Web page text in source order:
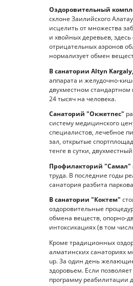
Оздоровительный
склоне Заилийского
исцелить от множества
и хвойных деревьев,
отрицательных аэронов
нормализует обмен
В санатории Altyn Kargaly,
аппарата и желудочно-
двухместном стандартном
24 тысяч на человека.
Санаторий "Окжетпес"
систему медицинского
специалистов, лечебное
зал, открытые
тенге в сутки,
Профилакторий "Самал"
труда. В последние годы
санатория разбита
В санатории "Коктем"
оздоровительные
обмена веществ, опорно-
интоксикациях (в том
Кроме традиционных
алматинских санаториях
up. За один день
здоровьем. Если
программу реабилитации